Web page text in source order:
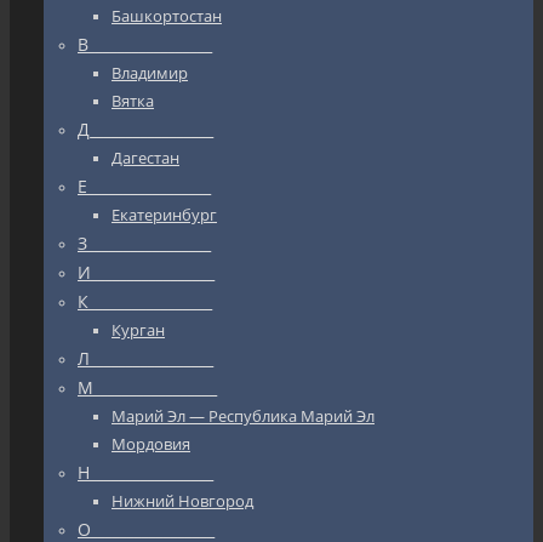
Башкортостан
В_________________
Владимир
Вятка
Д_________________
Дагестан
Е_________________
Екатеринбург
З_________________
И_________________
К_________________
Курган
Л_________________
М_________________
Марий Эл — Республика Марий Эл
Мордовия
Н_________________
Нижний Новгород
О_________________